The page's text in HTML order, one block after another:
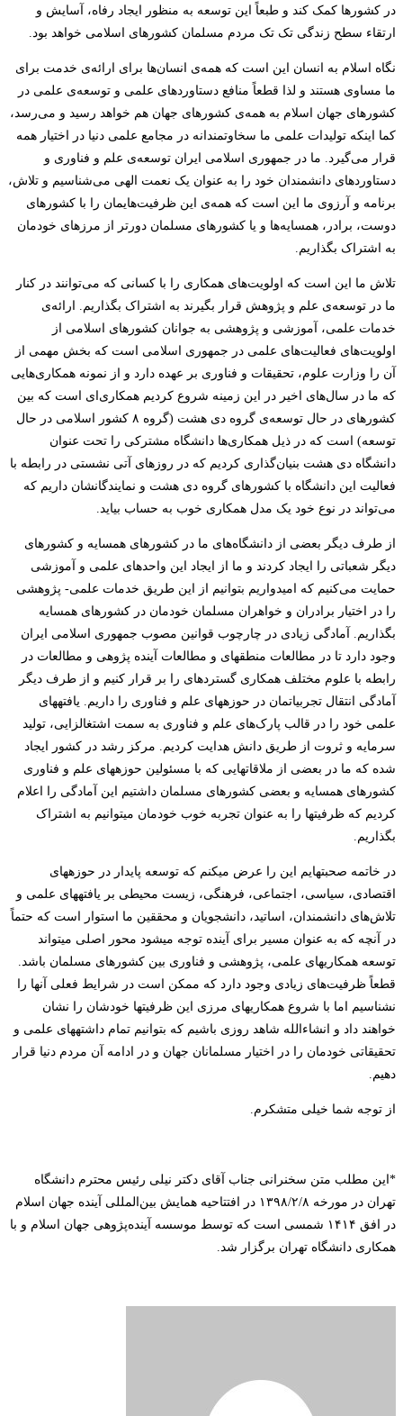
در کشورها کمک کند و طبعاً این توسعه به منظور ایجاد رفاه، آسایش و
ارتقاء سطح زندگی تک تک مردم مسلمان کشورهای اسلامی خواهد بود.
نگاه اسلام به انسان این است که همه­‌ی انسان­‌ها برای ارائه­‌ی خدمت برای
ما مساوی هستند و لذا قطعاً منافع دستاوردهای علمی و توسعه­‌ی علمی در
کشورهای جهان اسلام به همه­‌ی کشورهای جهان هم خواهد رسید و می‌­رسد،
کما اینکه تولیدات علمی ما سخاوتمندانه در مجامع علمی دنیا در اختیار همه
قرار می‌­گیرد. ما در جمهوری اسلامی ایران توسعه‌­ی علم و فناوری و
دستاوردهای دانشمندان خود را به عنوان یک نعمت الهی می‌شناسیم و تلاش،
برنامه­ و آرزوی ما این است که همه­‌ی این ظرفیت­‌هایمان را با کشورهای
دوست، برادر، همسایه­‌ها و یا کشورهای مسلمان دورتر از مرزهای خودمان
به اشتراک بگذاریم.
تلاش ما این است که اولویت‌­های همکاری را با کسانی که می‌­توانند در کنار
ما در توسعه‌­ی علم و پژوهش قرار بگیرند به اشتراک بگذاریم. ارائه‌­ی
خدمات علمی، آموزشی و پژوهشی به جوانان کشورهای اسلامی از
اولویت‌های فعالیت­‌های علمی در جمهوری اسلامی است که بخش مهمی از
آن را وزارت علوم، تحقیقات و فناوری بر عهده دارد و از نمونه همکاری­‌هایی
که ما در سال­‌های اخیر در این زمینه شروع کردیم همکاری­‌ای است که بین
کشورهای در حال توسعه­‌ی گروه دی هشت (گروه ۸ کشور اسلامی در حال
توسعه) است که در ذیل همکاری­‌ها دانشگاه مشترکی را تحت عنوان
دانشگاه دی هشت بنیان‌گذاری کردیم که در روزهای آتی نشستی در رابطه با
فعالیت این دانشگاه با کشورهای گروه دی هشت و نمایندگانشان داریم که
می‌­تواند در نوع خود یک مدل همکاری خوب به حساب بیاید.
از طرف دیگر بعضی از دانشگاه‌­های ما در کشورهای همسایه و کشورهای
دیگر شعباتی را ایجاد کردند و ما از ایجاد این واحدهای علمی و آموزشی
حمایت می­‌کنیم که امیدواریم بتوانیم از این طریق خدمات علمی- پژوهشی
را در اختیار برادران و خواهران مسلمان خودمان در کشورهای همسایه
بگذاریم. آمادگی زیادی در چارچوب قوانین مصوب جمهوری اسلامی ایران
وجود دارد تا در مطالعات منطقهای و مطالعات آینده پژوهی و مطالعات در
رابطه با علوم مختلف همکاری گستردهای را بر قرار کنیم و از طرف دیگر
آمادگی انتقال تجربیاتمان در حوزههای علم و فناوری را داریم. یافتههای
علمی خود را در قالب پارک‌های علم و فناوری به سمت اشتغالزایی، تولید
سرمایه و ثروت از طریق دانش هدایت کردیم. مرکز رشد در کشور ایجاد
شده که ما در بعضی از ملاقاتهایی که با مسئولین حوزههای علم و فناوری
کشورهای همسایه و بعضی کشورهای مسلمان داشتیم این آمادگی را اعلام
کردیم که ظرفیتها را به عنوان تجربه خوب خودمان میتوانیم به اشتراک
بگذاریم.
در خاتمه صحبتهایم این را عرض میکنم که توسعه پایدار در حوزههای
اقتصادی، سیاسی، اجتماعی، فرهنگی، زیست محیطی بر یافتههای علمی و
تلاش‌های دانشمندان، اساتید، دانشجویان و محققین ما استوار است که حتماً
در آنچه که به عنوان مسیر برای آینده توجه میشود محور اصلی میتواند
توسعه همکاریهای علمی، پژوهشی و فناوری بین کشورهای مسلمان باشد.
قطعاً ظرفیت‌های زیادی وجود دارد که ممکن است در شرایط فعلی آنها را
نشناسیم اما با شروع همکاریهای مرزی این ظرفیتها خودشان را نشان
خواهند داد و انشاءالله شاهد روزی باشیم که بتوانیم تمام داشتههای علمی و
تحقیقاتی خودمان را در اختیار مسلمانان جهان و در ادامه آن مردم دنیا قرار
دهیم.
از توجه شما خیلی متشکرم.
* این مطلب متن سخنرانی جناب آقای دکتر نیلی رئیس محترم دانشگاه
تهران در مورخه
۱۳۹۸/۲/۸ در افتتاحیه همایش بین‌المللی آینده جهان اسلام
در افق ۱۴۱۴ شمسی است که توسط موسسه آینده‌پژوهی جهان اسلام و با
همکاری دانشگاه تهران برگزار شد.